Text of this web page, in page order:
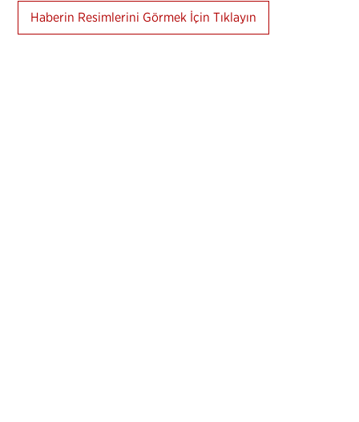
Haberin Resimlerini Görmek İçin Tıklayın